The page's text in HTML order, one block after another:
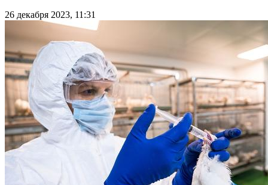
26 декабря 2023, 11:31